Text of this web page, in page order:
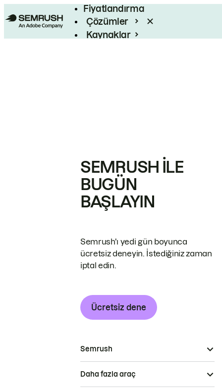
Fiyatlandırma
Çözümler
Kaynaklar
SEMRUSH ILE
BUGÜN
BAŞLAYIN
Semrush'ı yedi gün boyunca
ücretsiz deneyin. İstediğiniz zaman
iptal edin.
Ücretsiz dene
Semrush
Daha fazla araç